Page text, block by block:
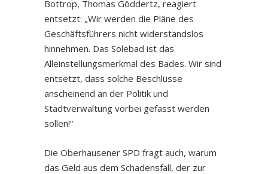
Bottrop, Thomas Göddertz, reagiert
entsetzt: „Wir werden die Pläne des
Geschäftsführers nicht widerstandslos
hinnehmen. Das Solebad ist das
Alleinstellungsmerkmal des Bades. Wir sind
entsetzt, dass solche Beschlüsse
anscheinend an der Politik und
Stadtverwaltung vorbei gefasst werden
sollen!“
Die Oberhausener SPD fragt auch, warum
das Geld aus dem Schadensfall, der zur